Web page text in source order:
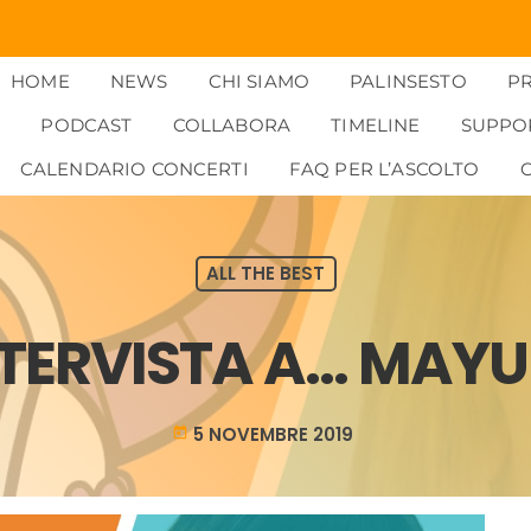
HOME NEWS CHI SIAMO PALINSESTO
PODCAST
COLLABORA TIMELINE
CALENDARIO CONCERTI
FAQ PER L’ASCOLTO
ALL THE BEST
A…
today 5 NOVEMBRE 2019